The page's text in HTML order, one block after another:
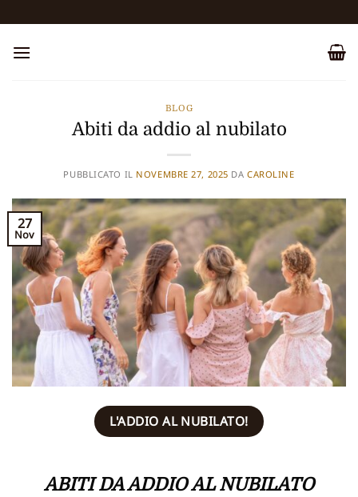
ai
contenuti
BLOG
Abiti da addio al nubilato
PUBBLICATO IL NOVEMBRE 27, 2025 DACAROLINE
27
Nov
L'ADDIO AL NUBILATO!
ABITI DA ADDIO AL NUBILATO